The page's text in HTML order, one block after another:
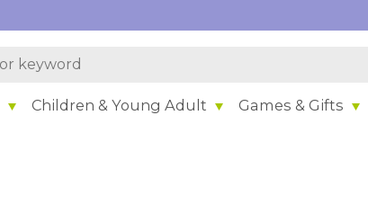
Children & Young Adult Games & Gifts